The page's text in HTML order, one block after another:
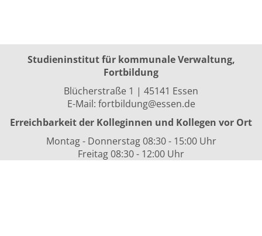
Studieninstitut für kommunale Verwaltung,
Fortbildung
Blücherstraße 1 | 45141 Essen
E-Mail: fortbildung@essen.de
Erreichbarkeit der Kolleginnen und Kollegen vor Ort
Montag - Donnerstag 08:30 - 15:00 Uhr
Freitag 08:30 - 12:00 Uhr